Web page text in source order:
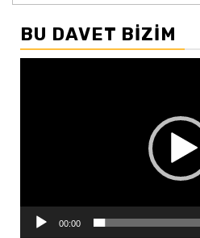
BU DAVET BIZIM
00:00